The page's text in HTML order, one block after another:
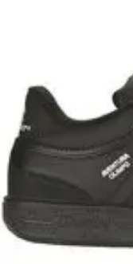
Viajes y Aventuras